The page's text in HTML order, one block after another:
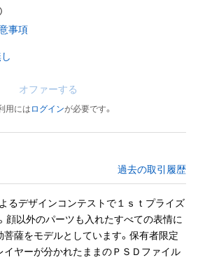
事項
オファーする
用には ログインが必要です。
過去の取引履歴
るデザインコンテストで１ｓｔプライズ
顔以外のパーツも入れたすべての表情に
菩薩をモデルとしています。保有者限定
イヤーが分かれたままのＰＳＤファイル